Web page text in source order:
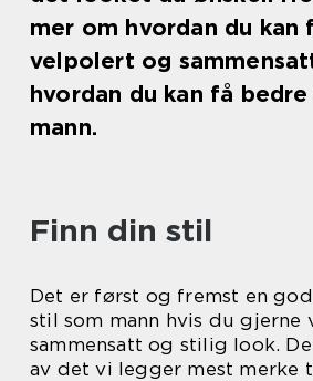
mer om hvordan du kan
velpolert og
hvordan du kan få
mann.
Finn din stil
Det er først og fremst en
stil som mann hvis du gjerne
sammensatt og stilig look.
av det vi legger mest merke